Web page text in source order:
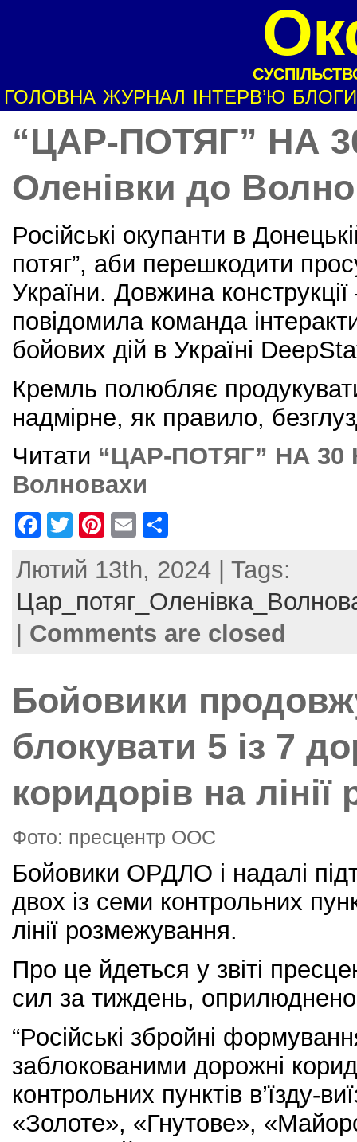
ГОЛОВНА ЖУРНАЛ ІНТЕРВ’Ю БЛОГИ
“ЦАР-ПОТЯГ” НА
Оленівки до
Російські окупанти в
потяг”, аби перешкодити
України. Довжина конструкції
повідомила команда
бойових дій в Україні
Кремль полюбляє
надмірне, як правило,
Читати “ЦАР-ПОТЯГ” НА 30
Волновахи
F
c
e
b
k
T
itt
er
Pi
er
e
st
E
ai
ar
e
Лютий 13th, 2024 | Tags:
Comments are closed
Бойовики
блокувати 5 із 7
коридорів на
Фото: пресцентр ООС
Бойовики ОРДЛО і надалі
двох із семи контрольних
лінії розмежування.
Про це йдеться у звіті
сил за тиждень,
“Російські збройні
заблокованими дорожні
контрольних пунктів в’їзду-
«Золоте», «Гнутове»,